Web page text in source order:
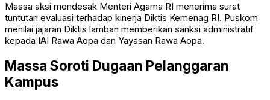
Massa aksi mendesak Menteri Agama RI menerima surat
tuntutan evaluasi terhadap kinerja Diktis Kemenag RI. Puskom
menilai jajaran Diktis lamban memberikan sanksi administratif
kepada IAI Rawa Aopa dan Yayasan Rawa Aopa.
Massa Soroti Dugaan Pelanggaran
Kampus